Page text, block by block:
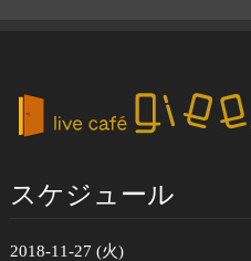
スケジュール
2018-11-27 (火)